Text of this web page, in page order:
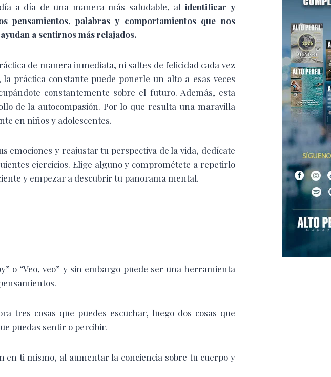
a día de una manera más saludable, alidentificar y
pensamientos, palabras y comportamientos que nos
a sentirnos más relajados.
de manera inmediata, ni saltes de felicidad cada vez
la práctica constante puede ponerle un alto a esas veces
constantemente sobre el futuro. Además, esta
de la autocompasión. Por lo que resulta una maravilla
en niños y adolescentes.
emociones y reajustar tu perspectiva de la vida, dedícate
ejercicios. Elige alguno y comprométete a repetirlo
y empezar a descubrir tu panorama mental.
o “Veo, veo” y sin embargo puede ser una herramienta
tres cosas que puedes escuchar, luego dos cosas que
puedas sentir o percibir.
en ti mismo, al aumentar la conciencia sobre tu cuerpo y